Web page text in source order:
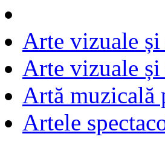
Arte vizuale și
Arte vizuale și
Artă muzicală
Artele